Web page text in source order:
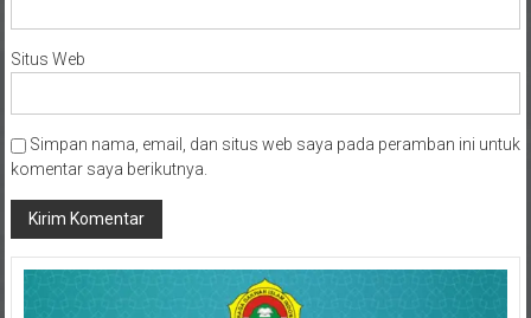
Situs Web
Simpan nama, email, dan situs web saya pada peramban ini untuk
komentar saya berikutnya.